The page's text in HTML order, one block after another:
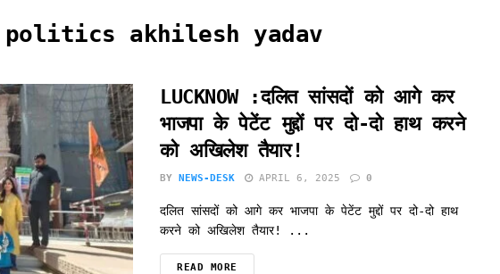
akhilesh yadav
LUCKNOW :दलित सांसदों को आगे कर
भाजपा के पेटेंट मुद्दों पर दो-दो हाथ करने
को अखिलेश तैयार!
BY NEWS-DESK APRIL 6, 2025 0
दलित सांसदों को आगे कर भाजपा के पेटेंट मुद्दों पर दो-दो हाथ
करने को अखिलेश तैयार! ...
READ MORE